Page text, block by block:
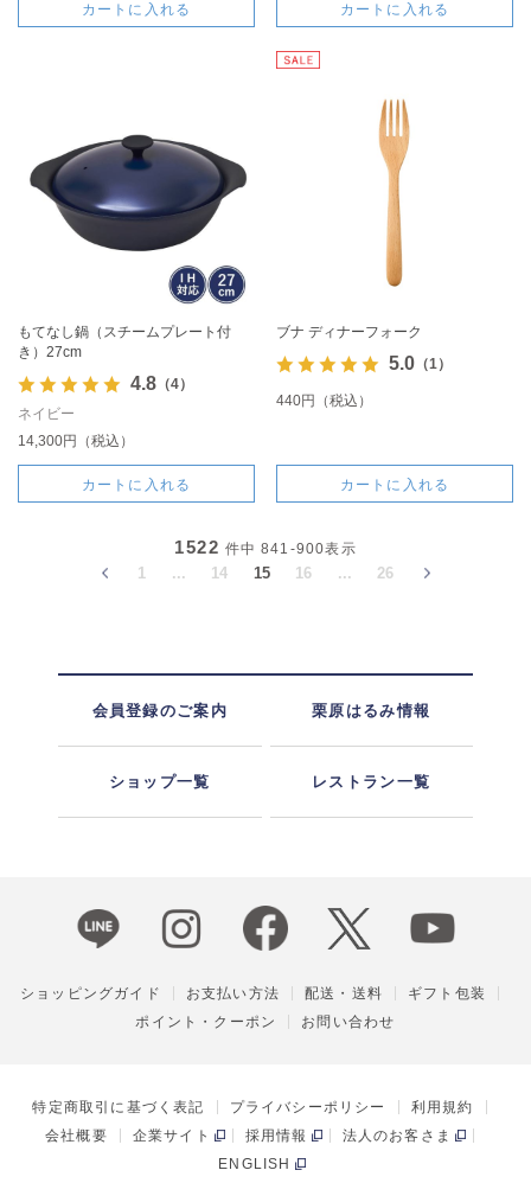
カートに入れる カートに入れる
もてなし鍋（スチームプレート付
き）27cm
4.8（4）
ネイビー
14,300円（税込）
カートに入れる
ブナ ディナーフォーク
5.0（1）
440円（税込）
カートに入れる
1522 件中 841-900表示
1 ... 14 15 16 ... 26
会員登録のご案内 栗原はるみ情報
ショップ一覧 レストラン一覧
ショッピングガイド お支払い方法 配送・送料
ギフト包装
ポイント・クーポン
お問い合わせ
特定商取引に基づく表記 プライバシーポリシー
利用規約
会社概要
企業サイト 採用情報
法人のお客さま
ENGLISH